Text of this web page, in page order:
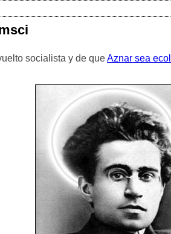
socialista y de queAznar sea